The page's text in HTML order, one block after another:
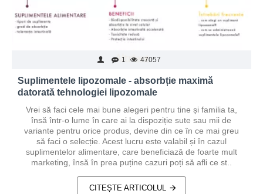
1 47057
Suplimentele lipozomale - absorbție maximă
datorată tehnologiei lipozomale
Vrei să faci cele mai bune alegeri pentru tine și familia ta,
însă într-o lume în care ai la dispoziție sute sau mii de
variante pentru orice produs, devine din ce în ce mai greu
să faci o selecție. Acest lucru este valabil și în cazul
suplimentelor alimentare, care beneficiază de foarte mult
marketing, însă în prea puține cazuri poți să afli ce st..
CITEȘTE ARTICOLUL